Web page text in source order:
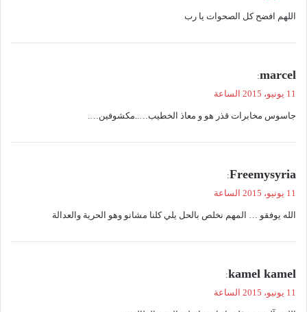
ل
اللهم افضح كل الصحوات يا رب
ي
ل
marcel
:
11 يونيو، 2015 الساعة
جاسوس مخابرات قذر هو و معاذ الخطيب…..مكشوفين….
ي
ل
Freemysyria
:
11 يونيو، 2015 الساعة
الله يوفقو … المهم نخلص بالحل يلي كلنا مشانو وهو الحرية والعدالة
يkamel kamel
:
11 يونيو، 2015 الساعة